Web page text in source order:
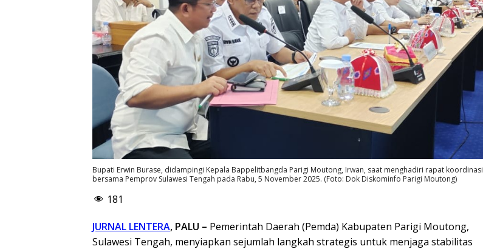
Bupati Erwin Burase, didampingi Kepala Bappelitbangda Parigi Moutong, Irwan, saat menghadiri rapat koordinasi
bersama Pemprov Sulawesi Tengah pada Rabu, 5 November 2025. (Foto: Dok Diskominfo Parigi Moutong)
181
JURNAL LENTERA, PALU – Pemerintah Daerah (Pemda) Kabupaten Parigi Moutong,
Sulawesi Tengah, menyiapkan sejumlah langkah strategis untuk menjaga stabilitas